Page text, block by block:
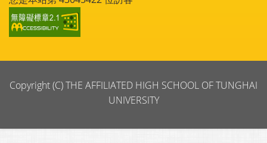
Copyright (C) THE AFFILIATED HIGH SCHOOL OF TUNGHAI
UNIVERSITY